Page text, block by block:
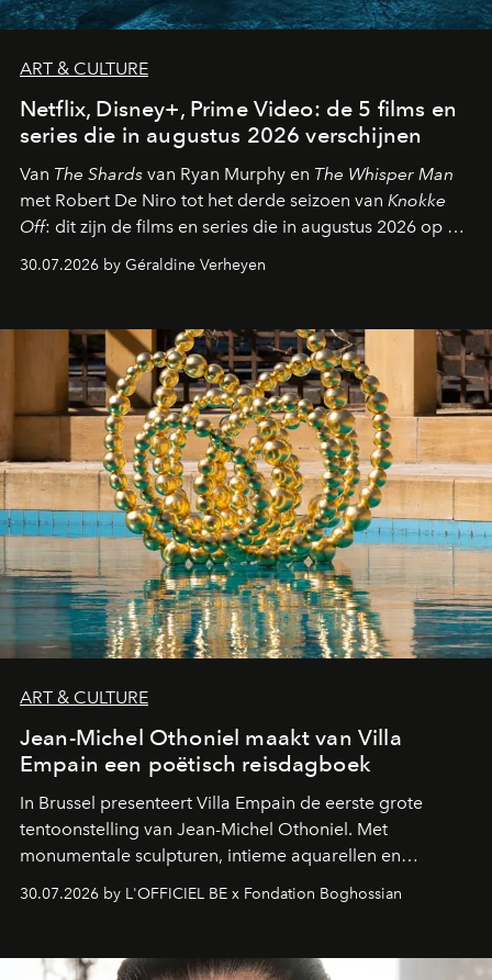
ART & CULTURE
Netflix, Disney+, Prime Video: de 5 films en
series die in augustus 2026 verschijnen
Van The Shards van Ryan Murphy en The Whisper Man
met Robert De Niro tot het derde seizoen van Knokke
Off: dit zijn de films en series die in augustus 2026 op de
streamingplatformen verschijnen.
30.07.2026 by Géraldine Verheyen
ART & CULTURE
Jean-Michel Othoniel maakt van Villa
Empain een poëtisch reisdagboek
In Brussel presenteert Villa Empain de eerste grote
tentoonstelling van Jean-Michel Othoniel. Met
monumentale sculpturen, intieme aquarellen en
fonkelend Murano-glas creëert de Franse kunstenaar
een emotionele reis waarin elk werk de herinnering
moment van verwondering.
30.07.2026 by L'OFFICIEL BE x Fondation Boghossian